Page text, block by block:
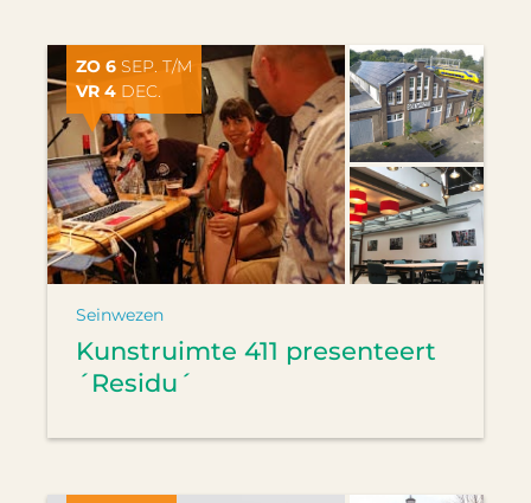
ZO 6 SEP. T/M
VR 4 DEC.
Seinwezen
Kunstruimte 411 presenteert
´Residu´